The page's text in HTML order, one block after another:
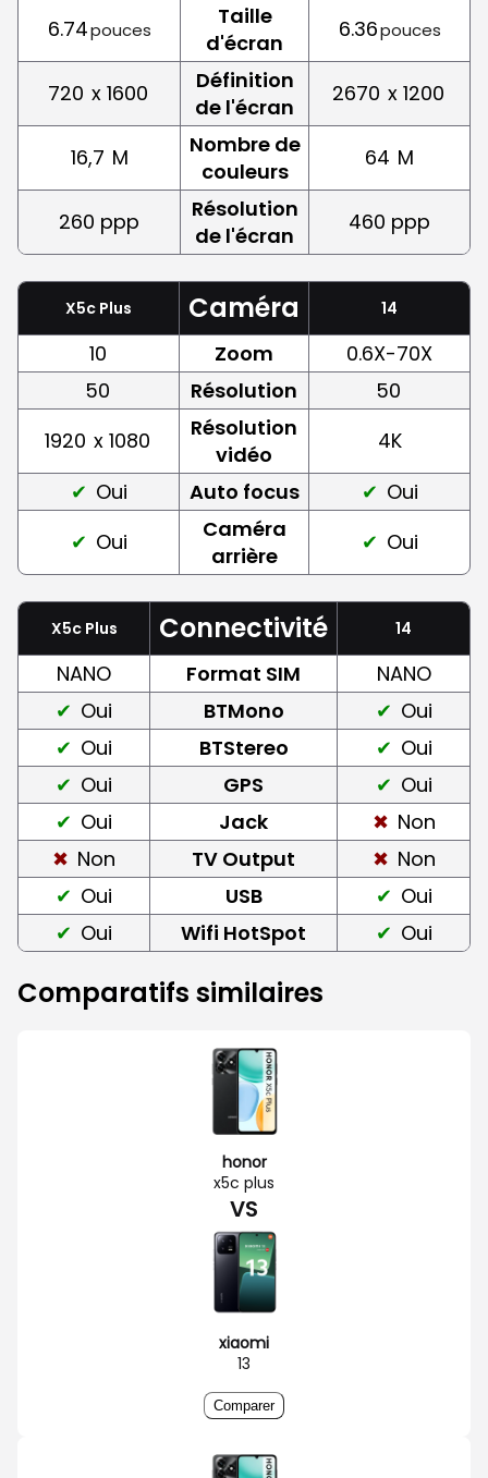
6.74pouces
Taille
d'écran
6.36pouces
720 x 1600
Définition
de l'écran
2670 x 1200
16,7 M
Nombre de
couleurs
64 M
260 ppp
Résolution
de l'écran
460 ppp
X5c Plus Caméra 14
10 Zoom
0.6X-70X
50
Résolution
50
1920 x 1080
Résolution
vidéo
4K
Oui
Auto focus
Oui
Oui
Caméra
arrière
Oui
X5c Plus Connectivité 14
NANO Format SIM
NANO
Oui
BTMono
Oui
Oui
BTStereo
Oui
Oui
GPS
Oui
Oui
Jack
Non
Non
TV Output
Non
Oui
USB
Oui
Oui
Wifi HotSpot Oui
Comparatifs similaires
honor
x5c plus
VS
xiaomi
13
Comparer